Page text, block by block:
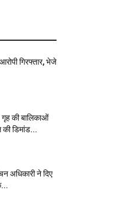
गिरफ्तार, भेजे
की बालिकाओं
की डिमांड...
अधिकारी ने दिए